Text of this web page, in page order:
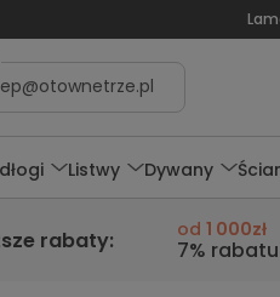
Listwy Dywany
rabaty: od 1 000zł
7% rabatu